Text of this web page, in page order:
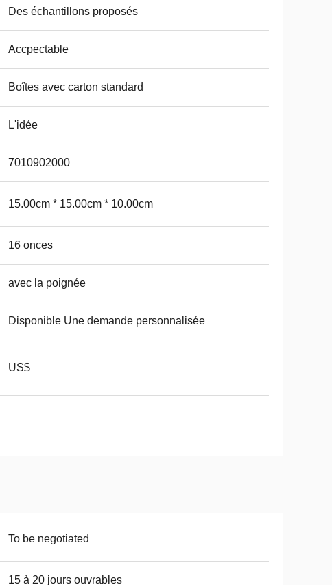
Des échantillons proposés
Accpectable
Boîtes avec carton standard
L'idée
7010902000
15.00cm * 15.00cm * 10.00cm
16 onces
avec la poignée
Disponible Une demande personnalisée
US$
To be negotiated
15 à 20 jours ouvrables